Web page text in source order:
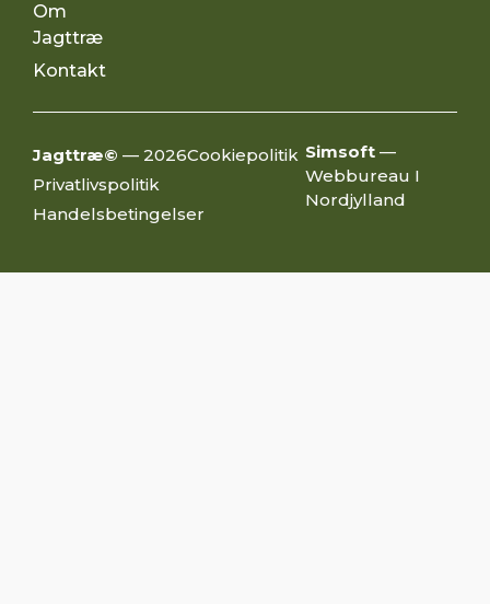
Om
Jagttræ
Kontakt
Jagttræ© — 2026Cookiepolitik
Privatlivspolitik
Handelsbetingelser
Simsoft —
Webbureau I
Nordjylland